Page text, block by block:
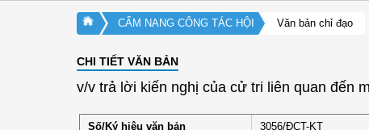
CẨM NANG CÔNG TÁC HỘI Văn bản chỉ đạo
CHI TIẾT VĂN BẢN
v/v trả lời kiến nghị của cử tri liên quan đến
Số/Ký hiệu văn bản
3056/ĐCT-KT